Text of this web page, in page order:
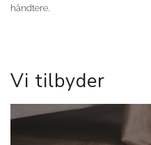
håndtere.
Vi tilbyder